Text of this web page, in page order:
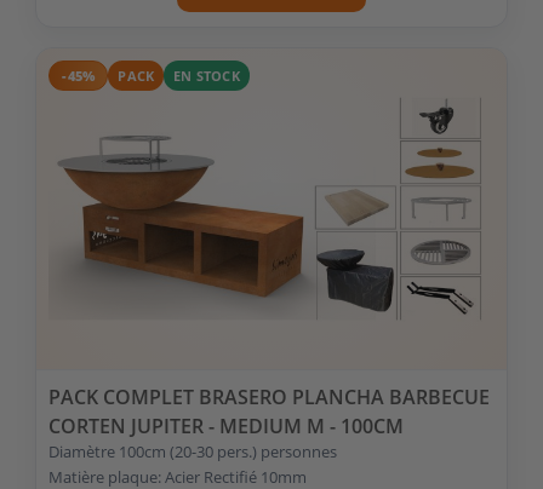
-45% PACK EN STOCK
PACK COMPLET BRASERO PLANCHA BARBECUE
CORTEN JUPITER - MEDIUM M - 100CM
Diamètre 100cm (20-30 pers.) personnes
Matière plaque: Acier Rectifié 10mm